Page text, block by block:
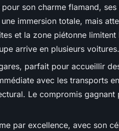
son charme flamand,
immersion totale, mais
et la zone piétonne limitent
arrive en plusieurs voitures.
parfait pour accueillir
avec les transports
Le compromis gagnant
par excellence, avec son